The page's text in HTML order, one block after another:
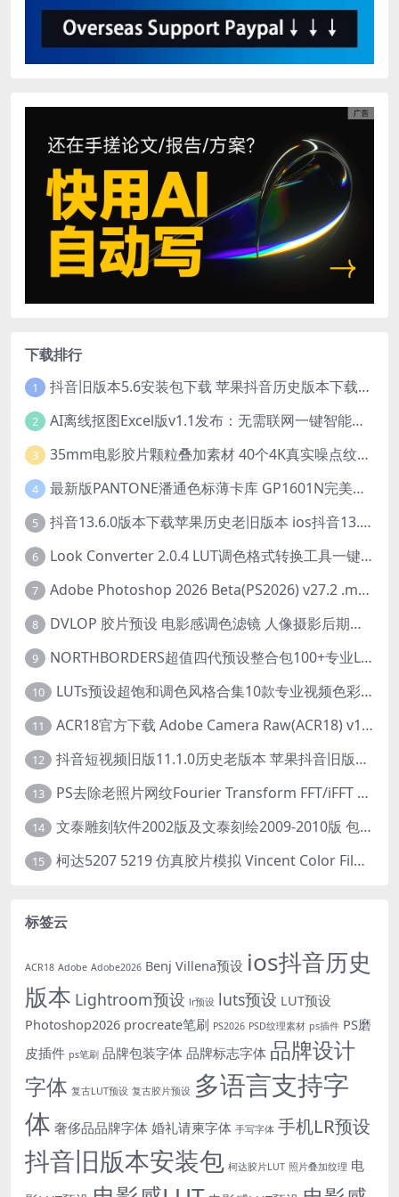
下载排行
1 抖音旧版本5.6安装包下载 苹果抖音历史版本下载安装 ios抖音老旧版本大全 抖音5.6.0历史官方版安装下载
2 AI离线抠图Excel版v1.1发布：无需联网一键智能去除背景
3 35mm电影胶片颗粒叠加素材 40个4K真实噪点纹理 20动态+20静态视频剪辑特效包
4 最新版PANTONE潘通色标薄卡库 GP1601N完美兼容Adobe Illustrator免费下载
5 抖音13.6.0版本下载苹果历史老旧版本 ios抖音13.6旧版本安装包
6 Look Converter 2.0.4 LUT调色格式转换工具一键转换LR预设【附教程】
7 Adobe Photoshop 2026 Beta(PS2026) v27.2 .m3292 AI 中文绿色免安装版
8 DVLOP 胶片预设 电影感调色滤镜 人像摄影后期处理 婚礼跟拍风格 柯达胶片模拟效果+配置文件 PS/LR JOSE VILLA – For the Love of Film – Kodak Presets
9 NORTHBORDERS超值四代预设整合包100+专业Lightroom预设含教程与RAW样片 MEGA PACK
10 LUTs预设超饱和调色风格合集10款专业视频色彩视频剪辑预设Motion Array – Super Saturated LUTs Pack
11 ACR18官方下载 Adobe Camera Raw(ACR18) v18.1.1 for Mac 中文最新免费正式版 下载
12 抖音短视频旧版11.1.0历史老版本 苹果抖音旧版本ios恢复抖音旧版本11.1安装包
13 PS去除老照片网纹Fourier Transform FFT/iFFT 滤镜-32/64位
14 文泰雕刻软件2002版及文泰刻绘2009-2010版 包含教程(支持Win7~Win10 64位)
15 柯达5207 5219 仿真胶片模拟 Vincent Color Film PowerGrade 下载 LUT预设怀旧外观色彩分级达芬奇调色节
标签云
ACR18 Adobe Adobe2026 Benj Villena预设 ios抖音历史
版本 Lightroom预设 lr预设 luts预设 LUT预设
Photoshop2026 procreate笔刷 PS2026 PSD纹理素材 ps插件 PS磨
皮插件 ps笔刷 品牌包装字体 品牌标志字体 品牌设计
字体 复古LUT预设 复古胶片预设 多语言支持字
体 奢侈品品牌字体 婚礼请柬字体 手写字体 手机LR预设
抖音旧版本安装包 柯达胶片LUT 照片叠加纹理 电